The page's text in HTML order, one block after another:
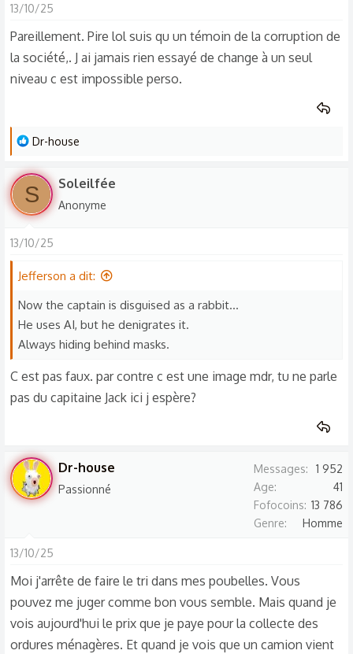
c
t
n
13/10/25
Pareillement. Pire lol suis qu un témoin de la corruption de
la société,. J ai jamais rien essayé de change à un seul
niveau c est impossible perso.
L
s
r
é
c
o
n
s
Dr-house
S Soleilfée
Anonyme
13/10/25
Jefferson a dit:
Now the captain is disguised as a rabbit...
He uses AI, but he denigrates it.
Always hiding behind masks.
C est pas faux. par contre c est une image mdr, tu ne parle
pas du capitaine Jack ici j espère?
Dr-house
Passionné
Messages
1 952
Age
41
Fofocoins 13 786
Genre
Homme
13/10/25
Moi j'arrête de faire le tri dans mes poubelles. Vous
pouvez me juger comme bon vous semble. Mais quand je
vois aujourd'hui le prix que je paye pour la collecte des
ordures ménagères. Et quand je vois que un camion vient